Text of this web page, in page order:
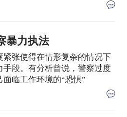
暴力执法
张使得在情形复杂的情况下
段。有分析曾说，警察过度
临工作环境的“恐惧”